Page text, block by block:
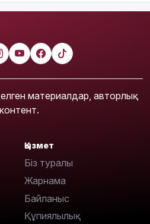
материалдар, авторлық
Қызмет
Біз туралы
Жарнама
Байланыс
Құпиялылық